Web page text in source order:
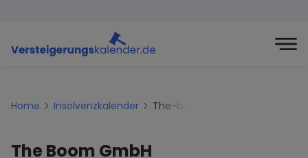
Home Insolvenzkalender The-boom-gmbh
The Boom GmbH